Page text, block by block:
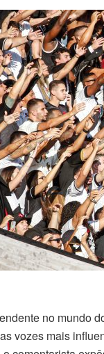
no mundo
vozes mais